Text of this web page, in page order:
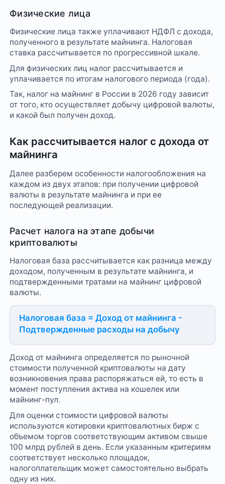
Физические лица
Физические лица также уплачивают НДФЛ с дохода,
полученного в результате майнинга. Налоговая
ставка рассчитывается по прогрессивной шкале.
Для физических лиц налог рассчитывается и
уплачивается по итогам налогового периода (года).
Так, налог на майнинг в России в 2026 году зависит
от того, кто осуществляет добычу цифровой валюты,
и какой был получен доход.
Как рассчитывается налог с дохода от
майнинга
Далее разберем особенности налогообложения на
каждом из двух этапов: при получении цифровой
валюты в результате майнинга и при ее
последующей реализации.
Расчет налога на этапе добычи
криптовалюты
Налоговая база рассчитывается как разница между
доходом, полученным в результате майнинга, и
подтвержденными тратами на майнинг цифровой
валюты.
Налоговая база = Доход от майнинга -
Подтвержденные расходы на добычу
Доход от майнинга определяется по рыночной
стоимости полученной криптовалюты на дату
возникновения права распоряжаться ей, то есть в
момент поступления актива на кошелек или
майнинг-пул.
Для оценки стоимости цифровой валюты
используются котировки криптовалютных бирж с
объемом торгов соответствующим активом свыше
100 млрд рублей в день. Если указанным критериям
соответствует несколько площадок,
налогоплательщик может самостоятельно выбрать
одну из них.